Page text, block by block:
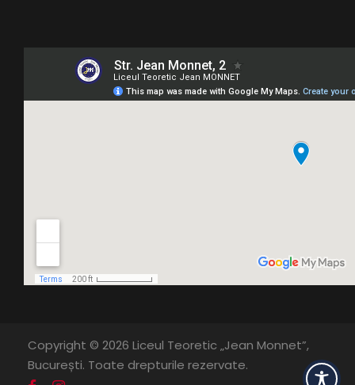
Copyright © 2026 Liceul Teoretic „Jean Monnet”,
București. Toate drepturile rezervate.